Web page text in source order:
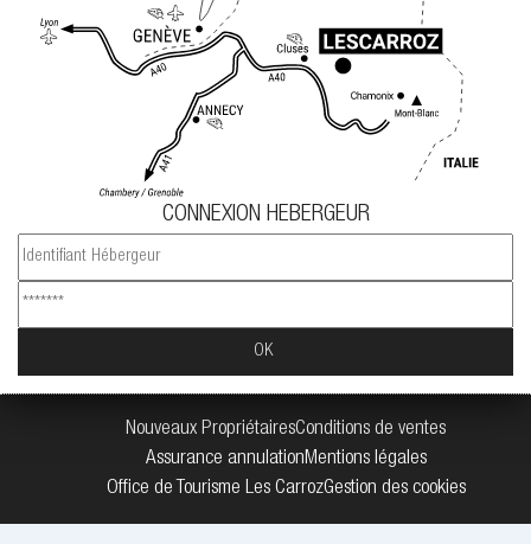
CONNEXION HEBERGEUR
Nouveaux PropriétairesConditions de ventes
Assurance annulationMentions légales
Office de Tourisme Les CarrozGestion des cookies